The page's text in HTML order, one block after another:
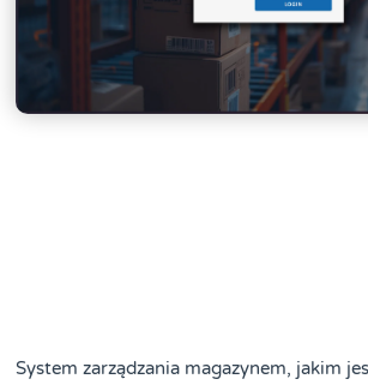
System zarządzania magazynem, jakim